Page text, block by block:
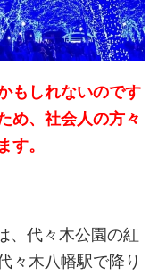
もしれないのです
め、社会人の方々
す。
、代々木公園の紅
々木八幡駅で降り